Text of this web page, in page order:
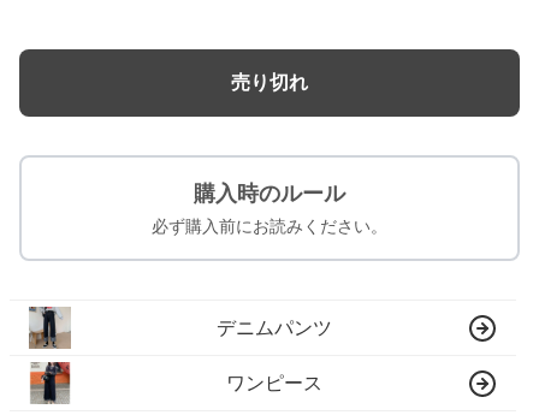
売り切れ
購入時のルール
必ず購入前にお読みください。
デニムパンツ
ワンピース